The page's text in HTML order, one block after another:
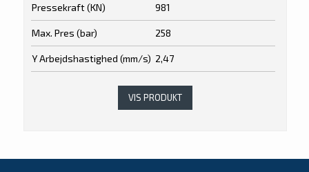
Pressekraft (KN) 981
Max. Pres (bar) 258
Y Arbejdshastighed (mm/s) 2,47
VIS PRODUKT